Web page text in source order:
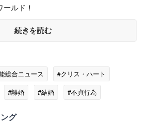
ルド！
続きを読む
総合ニュース
#クリス・ハート
#離婚 #結婚
#不貞行為
グ